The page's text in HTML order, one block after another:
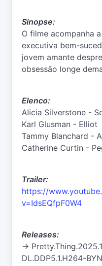
Sinopse:
O filme acompanha
executiva bem-
jovem amante
obsessão longe
Elenco:
Alicia Silverstone -
Karl Glusman - Elliot
Tammy Blanchard -
Catherine Curtin -
Trailer:
https://
v=IdsEQfpF0W4
Releases:
->
DL.DDP5.1.H264-